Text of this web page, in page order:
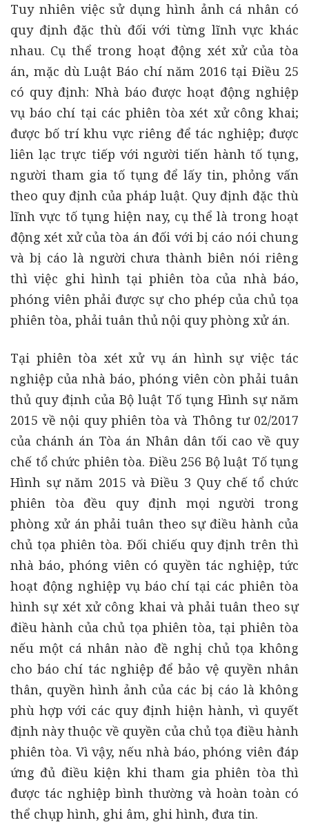
Tuy nhiên việc sử dụng hình ảnh cá nhân có
quy định đặc thù đối với từng lĩnh vực khác
nhau. Cụ thể trong hoạt động xét xử của tòa
án, mặc dù Luật Báo chí năm 2016 tại Điều 25
có quy định: Nhà báo được hoạt động nghiệp
vụ báo chí tại các phiên tòa xét xử công khai;
được bố trí khu vực riêng để tác nghiệp; được
liên lạc trực tiếp với người tiến hành tố tụng,
người tham gia tố tụng để lấy tin, phỏng vấn
theo quy định của pháp luật. Quy định đặc thù
lĩnh vực tố tụng hiện nay, cụ thể là trong hoạt
động xét xử của tòa án đối với bị cáo nói chung
và bị cáo là người chưa thành biên nói riêng
thì việc ghi hình tại phiên tòa của nhà báo,
phóng viên phải được sự cho phép của chủ tọa
phiên tòa, phải tuân thủ nội quy phòng xử án.
Tại phiên tòa xét xử vụ án hình sự việc tác
nghiệp của nhà báo, phóng viên còn phải tuân
thủ quy định của Bộ luật Tố tụng Hình sự năm
2015 về nội quy phiên tòa và Thông tư 02/2017
của chánh án Tòa án Nhân dân tối cao về quy
chế tổ chức phiên tòa. Điều 256 Bộ luật Tố tụng
Hình sự năm 2015 và Điều 3 Quy chế tổ chức
phiên tòa đều quy định mọi người trong
phòng xử án phải tuân theo sự điều hành của
chủ tọa phiên tòa. Đối chiếu quy định trên thì
nhà báo, phóng viên có quyền tác nghiệp, tức
hoạt động nghiệp vụ báo chí tại các phiên tòa
hình sự xét xử công khai và phải tuân theo sự
điều hành của chủ tọa phiên tòa, tại phiên tòa
nếu một cá nhân nào đề nghị chủ tọa không
cho báo chí tác nghiệp để bảo vệ quyền nhân
thân, quyền hình ảnh của các bị cáo là không
phù hợp với các quy định hiện hành, vì quyết
định này thuộc về quyền của chủ tọa điều hành
phiên tòa. Vì vậy, nếu nhà báo, phóng viên đáp
ứng đủ điều kiện khi tham gia phiên tòa thì
được tác nghiệp bình thường và hoàn toàn có
thể chụp hình, ghi âm, ghi hình, đưa tin.